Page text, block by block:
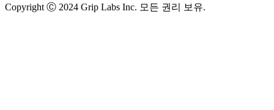
Copyright Ⓒ 2024 Grip Labs Inc. 모든 권리 보유.